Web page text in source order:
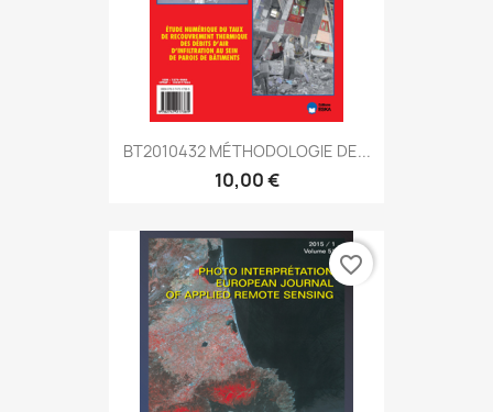
BT2010432 MÉTHODOLOGIE DE...
10,00 €
favorite_border